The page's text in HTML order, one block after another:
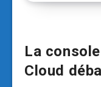
La
Cloud